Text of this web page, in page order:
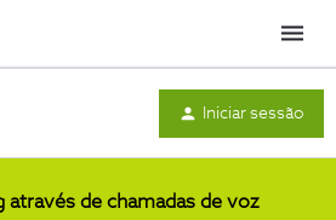
Menu
Iniciar sessão
através de chamadas de voz